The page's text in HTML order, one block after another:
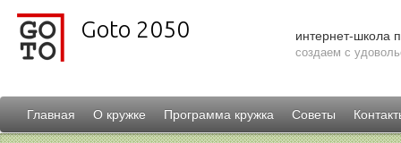
Goto 2050 интернет-школа
создаем с
Главная О кружке Программа кружка Советы